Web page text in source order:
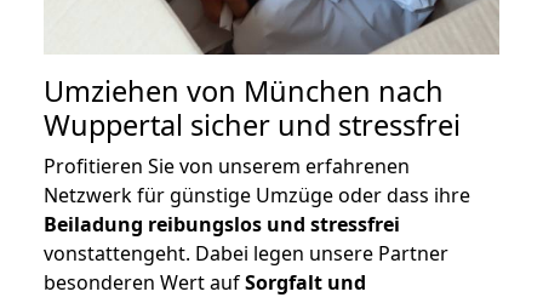
Umziehen von München nach
Wuppertal sicher und stressfrei
Profitieren Sie von unserem erfahrenen
Netzwerk für günstige Umzüge oder dass ihre
Beiladung reibungslos und stressfrei
vonstattengeht. Dabei legen unsere Partner
besonderen Wert aufSorgfalt und